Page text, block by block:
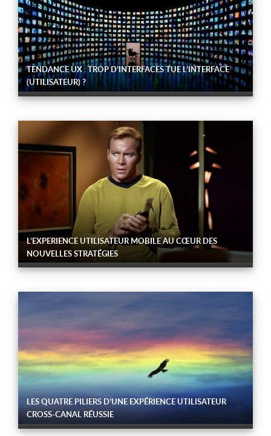
TENDANCE UX : TROP D’INTERFACES TUE L’INTERFACE
(UTILISATEUR) ?
L’EXPERIENCE UTILISATEUR MOBILE AU CŒUR DES
NOUVELLES STRATÉGIES
LES QUATRE PILIERS D’UNE EXPÉRIENCE UTILISATEUR
CROSS-CANAL RÉUSSIE